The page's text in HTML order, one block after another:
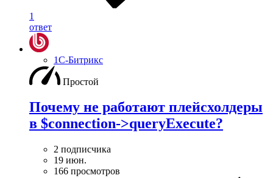
1
ответ
1С-Битрикс
Простой
Почему не работают плейсхолдеры
в $connection->queryExecute?
2 подписчика
19 июн.
166 просмотров